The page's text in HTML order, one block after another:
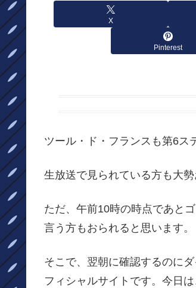
X
Pinterest
ツール・ド・フランスも第6ス
生放送で見られている方も大勢
ただ、午前10時の時点であと
言う方もおられると思います。
そこで、翌朝に確認するのに
フィシャルサイトです。今日